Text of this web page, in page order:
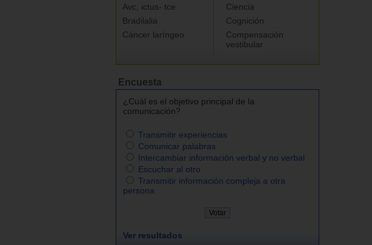
Avc, ictus- tce
Bradilalia
Cáncer laríngeo
Ciencia
Cognición
Compensación
vestibular
Encuesta
¿Cuál es el objetivo principal de la
comunicación?
Transmitir experiencias
Comunicar palabras
Intercambiar información verbal y no verbal
Escuchar al otro
Transmitir información compleja a otra
persona
Ver resultados